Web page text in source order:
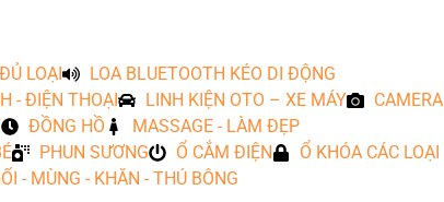
LOẠI
LOA BLUETOOTH KÉO DI ĐỘNG
- ĐIỆN THOẠI LINH KIỆN OTO – XE MÁY
CAMERA
ĐỒNG HỒ
MASSAGE - LÀM ĐẸP
PHUN SƯƠNG Ổ CẮM ĐIỆN
Ổ KHÓA CÁC LOẠI
- MÙNG - KHĂN - THÚ BÔNG